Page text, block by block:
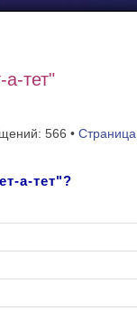
тет"
566 • Страница
а-тет"?